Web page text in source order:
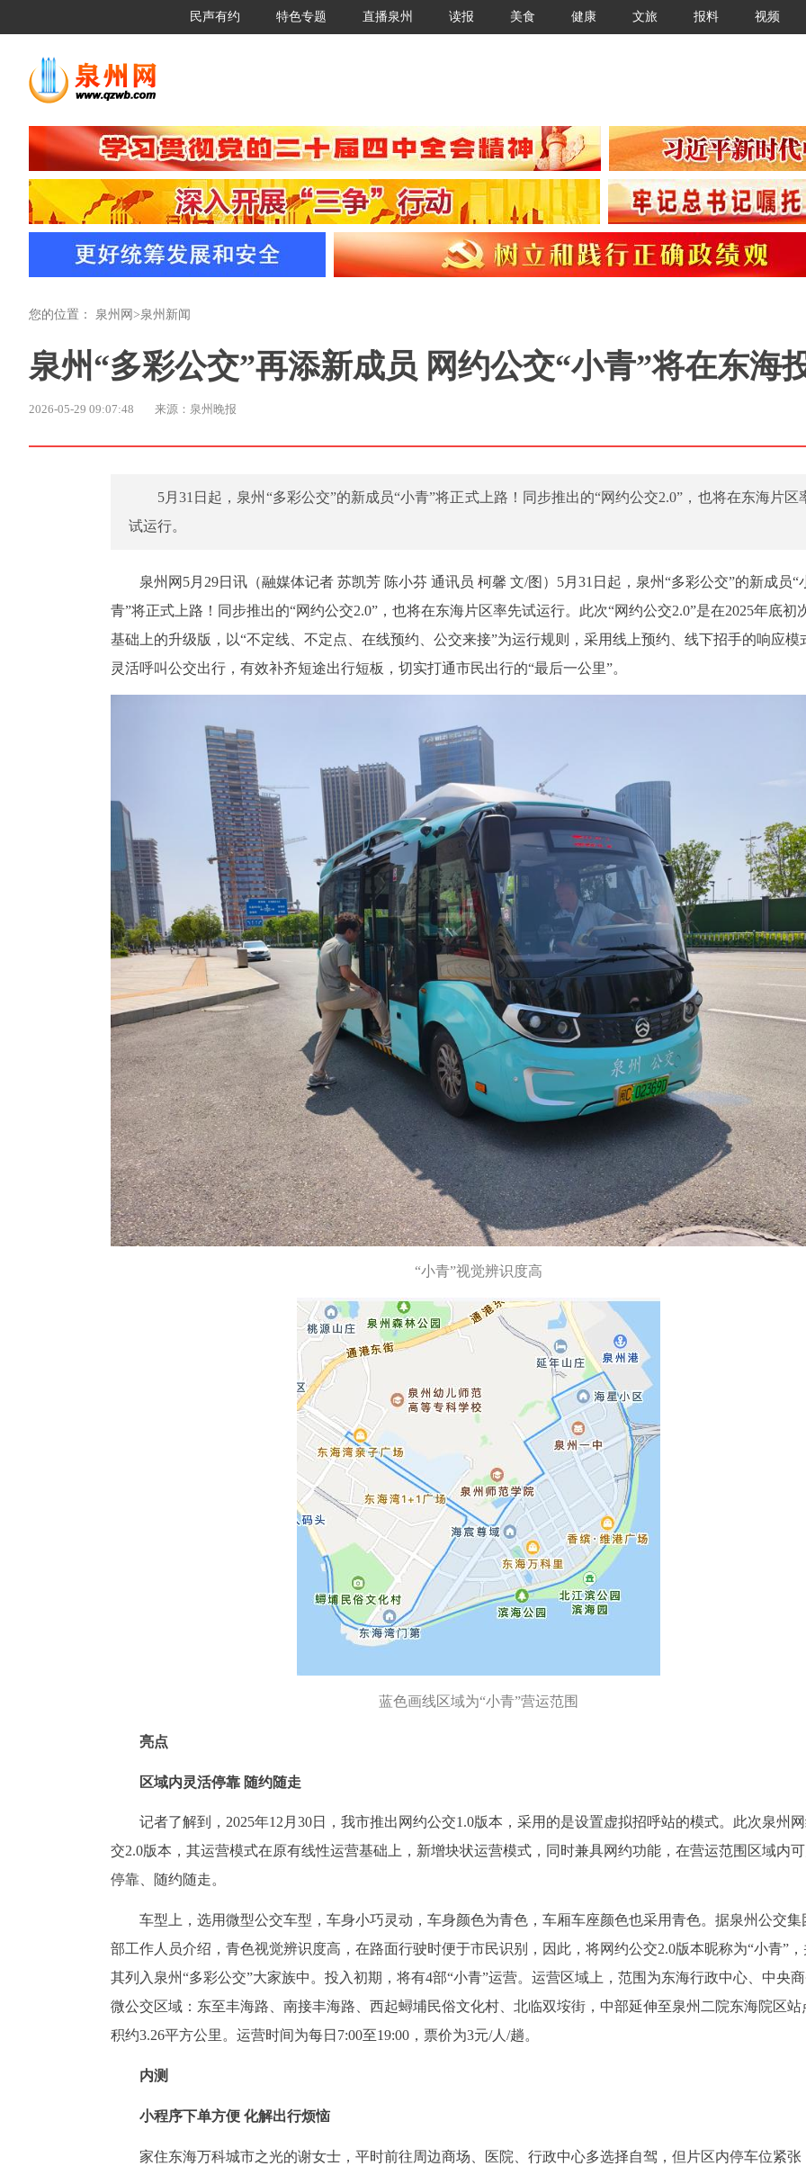
民声有约 特色专题 直播泉州 读报 美食 健康 文旅 报料 视频
您的位置： 泉州网 >泉州新闻
泉州“多彩公交”再添新成员 网约公交“小青”将在东海
2026-05-29 09:07:48 来源：泉州晚报
5月31日起，泉州“多彩公交”的新成员“小青”将正式上路！同步推出的“网约公交2.0”，也将在东海片区
试运行。
泉州网5月29日讯（融媒体记者 苏凯芳 陈小芬 通讯员 柯馨 文/图）5月31日起，泉州“多彩公交”的新成员“
青”将正式上路！同步推出的“网约公交2.0”，也将在东海片区率先试运行。此次“网约公交2.0”是在2025年底初
基础上的升级版，以“不定线、不定点、在线预约、公交来接”为运行规则，采用线上预约、线下招手的响应模
灵活呼叫公交出行，有效补齐短途出行短板，切实打通市民出行的“最后一公里”。
“小青”视觉辨识度高
蓝色画线区域为“小青”营运范围
亮点
区域内灵活停靠 随约随走
记者了解到，2025年12月30日，我市推出网约公交1.0版本，采用的是设置虚拟招呼站的模式。此次泉州
交2.0版本，其运营模式在原有线性运营基础上，新增块状运营模式，同时兼具网约功能，在营运范围区域内
停靠、随约随走。
车型上，选用微型公交车型，车身小巧灵动，车身颜色为青色，车厢车座颜色也采用青色。据泉州公交集
部工作人员介绍，青色视觉辨识度高，在路面行驶时便于市民识别，因此，将网约公交2.0版本昵称为“小青”
其列入泉州“多彩公交”大家族中。投入初期，将有4部“小青”运营。运营区域上，范围为东海行政中心、中央
微公交区域：东至丰海路、南接丰海路、西起蟳埔民俗文化村、北临双垵街，中部延伸至泉州二院东海院区站
积约3.26平方公里。运营时间为每日7:00至19:00，票价为3元/人/趟。
内测
小程序下单方便 化解出行烦恼
家住东海万科城市之光的谢女士，平时前往周边商场、医院、行政中心多选择自驾，但片区内停车位紧张